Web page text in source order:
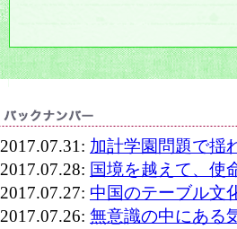
2017.07.31: 加計学園問題で揺
2017.07.28: 国境を越えて、使
2017.07.27: 中国のテーブル文
2017.07.26: 無意識の中にある